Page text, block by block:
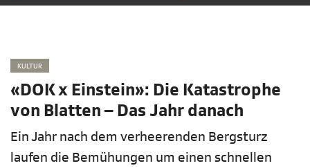
KULTUR
«DOK x Einstein»: Die Katastrophe
von Blatten – Das Jahr danach
Ein Jahr nach dem verheerenden Bergsturz
laufen die Bemühungen um einen schnellen